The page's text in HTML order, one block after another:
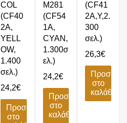
COL
(CF40
2A,
YELL
OW,
1.400
σελ.)
24,2€
Προσθήκη
στο
M281
(CF54
1A,
CYAN,
1.300σ
ελ.)
24,2€
Προσθήκη
στο
καλάθι
(CF41
2A,Y,2.
300
σελ.)
26,3€
στο
καλάθι